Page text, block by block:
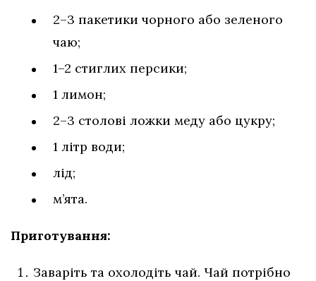
2–3 пакетики чорного або зеленого
чаю;
1–2 стиглих персики;
1 лимон;
2–3 столові ложки меду або цукру;
1 літр води;
лід;
м’ята.
Приготування:
Заваріть та охолодіть чай. Чай потрібно